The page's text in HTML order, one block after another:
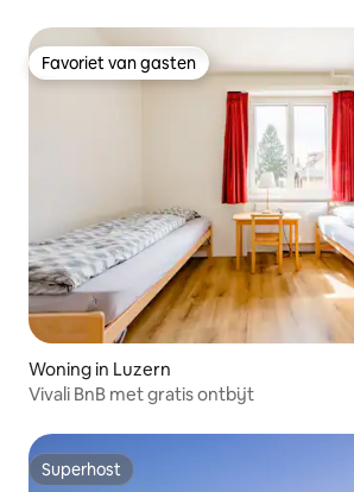
Favoriet van gasten
Favoriet van gasten
Woning in Luzern
Vivali BnB met gratis ontbijt
Superhost
Superhost